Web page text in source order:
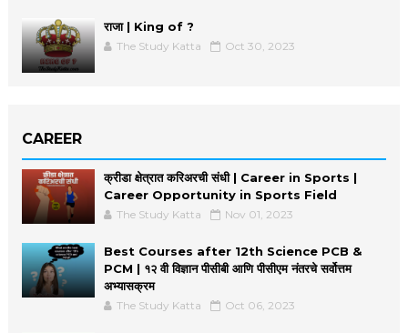
राजा | King of ?
The Study Katta Oct 30, 2023
CAREER
क्रीडा क्षेत्रात करिअरची संधी | Career in Sports |
Career Opportunity in Sports Field
The Study Katta Nov 01, 2023
Best Courses after 12th Science PCB &
PCM | १२ वी विज्ञान पीसीबी आणि पीसीएम नंतरचे सर्वोत्तम
अभ्यासक्रम
The Study Katta Oct 06, 2023